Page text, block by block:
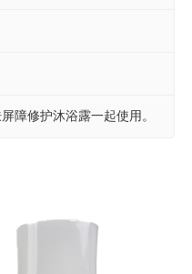
障修护沐浴露一起使用。